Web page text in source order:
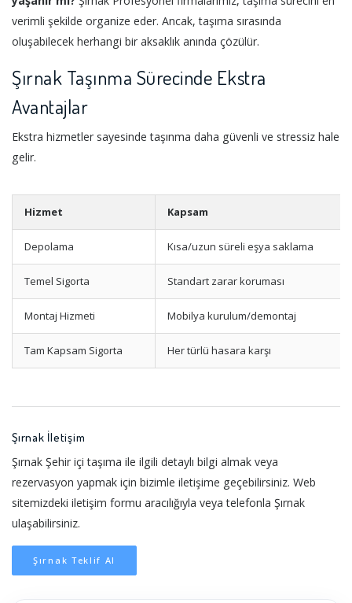
verimli şekilde organize eder. Ancak, taşıma sırasında
oluşabilecek herhangi bir aksaklık anında çözülür.
Şırnak Taşınma Sürecinde Ekstra
Avantajlar
Ekstra hizmetler sayesinde taşınma daha güvenli ve stressiz hale
gelir.
Hizmet Kapsam
Depolama Kısa/uzun süreli eşya saklama
Temel Sigorta Standart zarar koruması
Montaj Hizmeti Mobilya kurulum/demontaj
Tam Kapsam Sigorta Her türlü hasara karşı
Şırnak İletişim
Şırnak Şehir içi taşıma ile ilgili detaylı bilgi almak veya
rezervasyon yapmak için bizimle iletişime geçebilirsiniz. Web
sitemizdeki iletişim formu aracılığıyla veya telefonla Şırnak
ulaşabilirsiniz.
Şırnak Teklif Al